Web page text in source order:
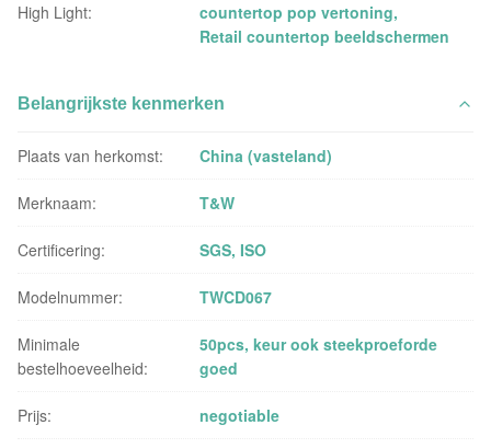
High Light: countertop pop vertoning,
Retail countertop beeldschermen
Belangrijkste kenmerken
Plaats van herkomst: China (vasteland)
Merknaam: T&W
Certificering: SGS, ISO
Modelnummer: TWCD067
Minimale
bestelhoeveelheid:
50pcs, keur ook steekproeforde
goed
Prijs: negotiable